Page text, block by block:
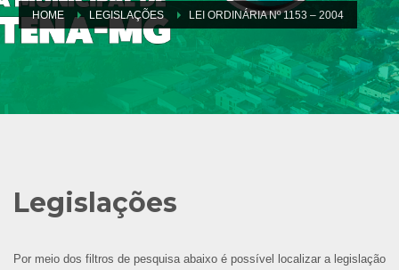
HOME LEGISLAÇÕES LEI ORDINÁRIA Nº 1153 – 2004
Legislações
Por meio dos filtros de pesquisa abaixo é possível localizar a legislação